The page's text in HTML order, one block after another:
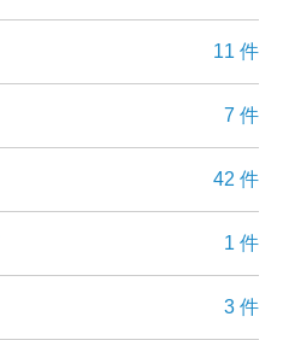
11 件
7 件
42 件
1 件
3 件